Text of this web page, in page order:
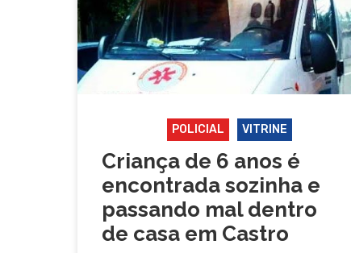
POLICIAL VITRINE
Criança de 6 anos é
encontrada sozinha e
passando mal dentro
de casa em Castro